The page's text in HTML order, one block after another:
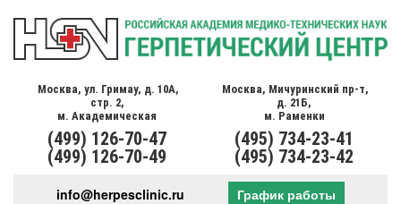
Москва, ул. Гримау, д. 10А,
стр. 2,
м. Академическая
(499) 126-70-47
(499) 126-70-49
Москва, Мичуринский пр-т,
д. 21Б,
м. Раменки
(495) 734-23-41
(495) 734-23-42
info@herpesclinic.ru График работы